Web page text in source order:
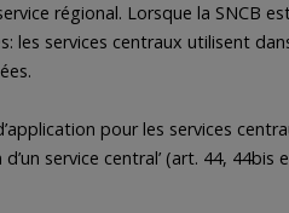
régional. Lorsque la SNCB
les services centraux utilisent
pour les services
d’un service central’ (art. 44, 44bis